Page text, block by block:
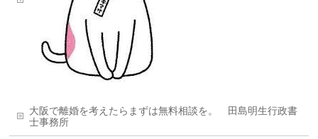
大阪で離婚を考えたらまずは無料相談を。 田島明生行政書
士事務所